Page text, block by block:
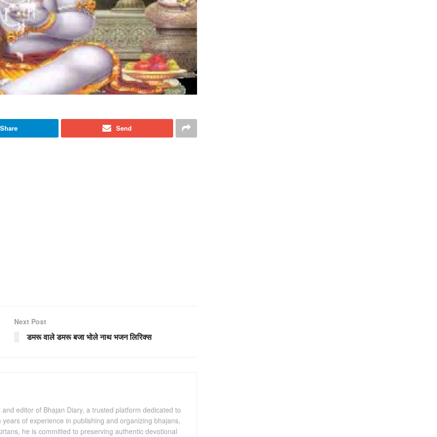
Share Send
Next Post
डमरू वाले डमरू बजा भोले नाथ भजन लिरिक्स
editor of Bhajan Diary, a trusted platform dedicated to
of experience in publishing and organizing bhajans,
he is committed to preserving authentic devotional